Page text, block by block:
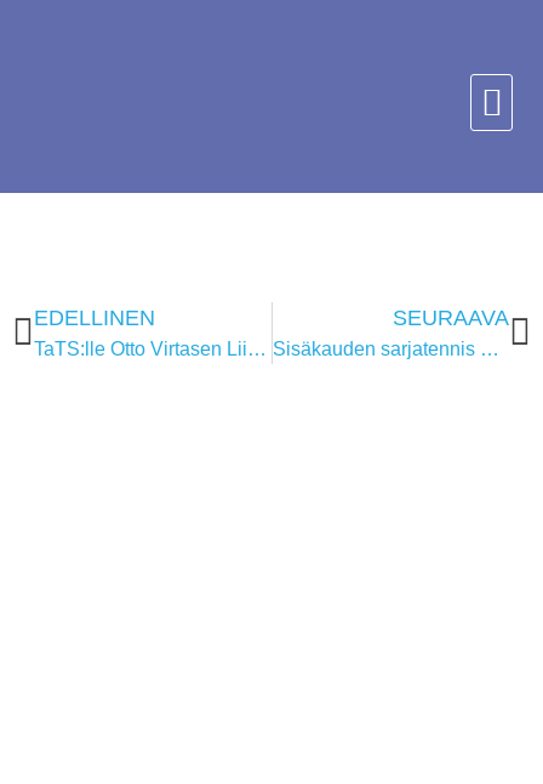
EDELLINEN
TaTS:lle Otto Virtasen Liike on Lääke -tennisstipendi.
SEURAAVA
Sisäkauden sarjatennis huipentui nousukarsintoihin, TaTS 4 nousi ykkösdivariin.